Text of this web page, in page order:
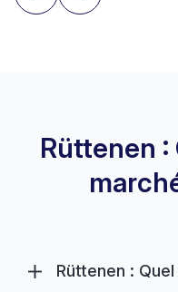
Rüttenen :
Rüttenen :